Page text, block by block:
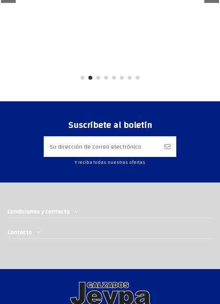
Suscríbete al boletín
Y reciba todas nuestras ofertas
Condiciones y contacto
Contacto